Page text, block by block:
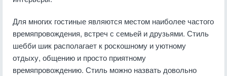
Для многих гостиные являются местом наиболее частого
времяпровождения, встреч с семьей и друзьями. Стиль
шебби шик располагает к роскошному и уютному
отдыху, общению и просто приятному
времяпровождению. Стиль можно назвать довольно